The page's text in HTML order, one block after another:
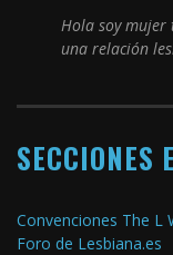
Hola soy mujer
una relación
SECCIONES
Convenciones The L
Foro de Lesbiana.es